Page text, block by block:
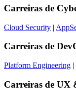
Carreiras de
Cloud Security |
Carreiras de
Platform Engineering |
Carreiras de UX